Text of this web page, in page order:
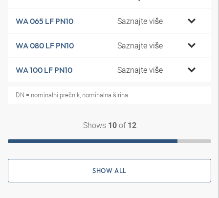
WA 065 LF PN10 Saznajte više
WA 080 LF PN10 Saznajte više
WA 100 LF PN10 Saznajte više
DN = nominalni prečnik, nominalna širina
Shows 10of 12
SHOW ALL